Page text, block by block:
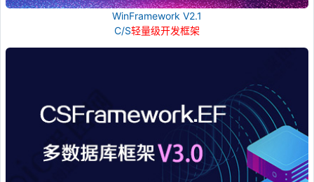
WinFramework V2.1
C/S轻量级开发框架